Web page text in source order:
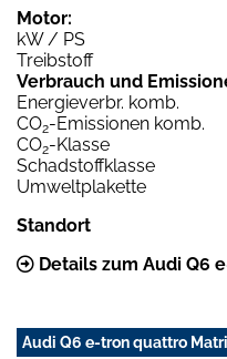
Motor:
kW / PS
Treibstoff
Verbrauch und
Energieverbr. komb.
CO2-Emissionen komb.
CO2-Klasse
Schadstoffklasse
Umweltplakette
Standort
Details zum Audi Q6
Audi Q6 e-tron quattro